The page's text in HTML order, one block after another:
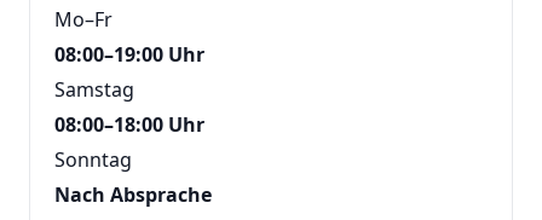
Mo–Fr
08:00–19:00 Uhr
Samstag
08:00–18:00 Uhr
Sonntag
Nach Absprache